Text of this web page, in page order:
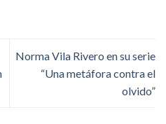
Norma Vila Rivero en su serie
“Una metáfora contra el
olvido”